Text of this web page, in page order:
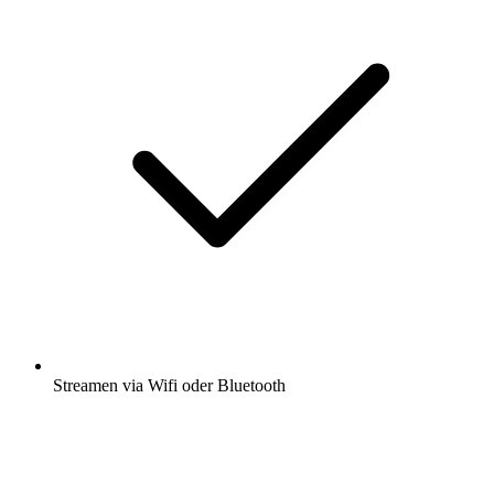
Streamen via Wifi oder Bluetooth